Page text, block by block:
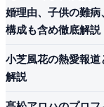
婚理由、子供の難
構成も含め徹底解説
小芝風花の熱愛報
解説